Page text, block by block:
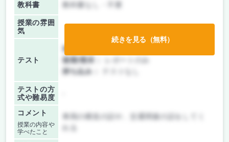
教科書 教科書なし・不要
授業の雰囲
気
テスト
前期/中間：
後期/期末：
持ち込み：
テストの方
式や難易度
コメント
授業の内容や
学べたこと
車両の構造の話や、交通関連の話をしてく
続きを見る（無料）